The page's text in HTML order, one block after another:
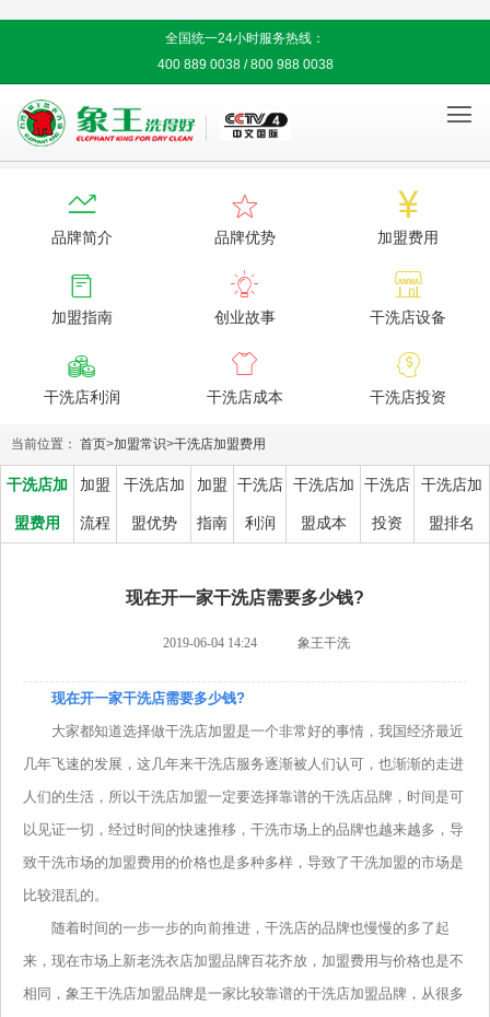
全国统一24小时服务热线：
400 889 0038 / 800 988 0038


品牌简介

品牌优势

加盟费用

加盟指南

创业故事

干洗店设备

干洗店利润

干洗店成本

干洗店投资
当前位置： 首页>加盟常识>干洗店加盟费用
干洗店加
盟费用
加盟
流程
干洗店加
盟优势
加盟
指南
干洗店
利润
干洗店加
盟成本
干洗店
投资
干洗店加
盟排名
现在开一家干洗店需要多少钱?
2019-06-04 14:24 象王干洗
现在开一家干洗店需要多少钱?
大家都知道选择做干洗店加盟是一个非常好的事情，我国经济最近
几年飞速的发展，这几年来干洗店服务逐渐被人们认可，也渐渐的走进
人们的生活，所以干洗店加盟一定要选择靠谱的干洗店品牌，时间是可
以见证一切，经过时间的快速推移，干洗市场上的品牌也越来越多，导
致干洗市场的加盟费用的价格也是多种多样，导致了干洗加盟的市场是
比较混乱的。
随着时间的一步一步的向前推进，干洗店的品牌也慢慢的多了起
来，现在市场上新老洗衣店加盟品牌百花齐放，加盟费用与价格也是不
相同，象王干洗店加盟品牌是一家比较靠谱的干洗店加盟品牌，从很多